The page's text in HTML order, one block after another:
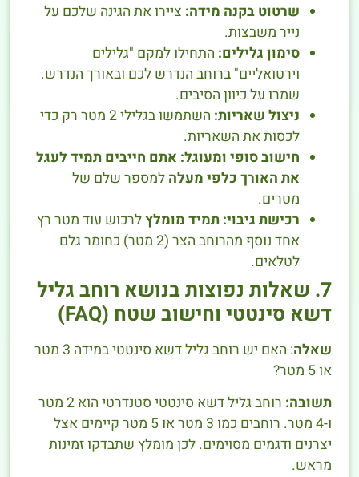
שרטוט בקנה מידה: ציירו את הגינה שלכם על
נייר משבצות.
סימון גלילים: התחילו למקם "גלילים
וירטואליים" ברוחב הנדרש לכם ובאורך הנדרש.
שמרו על כיוון הסיבים.
ניצול שאריות:
השתמשו בגלילי 2 מטר רק כדי
לכסות את השאריות.
חישוב סופי ומעוגל: אתם חייבים תמיד לעגל
את האורך כלפי מעלה למספר שלם של
מטרים.
רכישת גיבוי: תמיד מומלץלרכוש עוד מטר רץ
אחד נוסף מהרוחב הצר (2 מטר) כחומר גלם
לטלאים.
7. שאלות נפוצות בנושא רוחב גליל
דשא סינטטי וחישוב שטח (FAQ)
שאלה
: האם יש רוחב גליל דשא סינטטי במידה 3 מטר
או 5 מטר?
תשובה:
רוחב גליל דשא סינטטי סטנדרטי הוא 2 מטר
ו-4 מטר. רוחבים כמו 3 מטר או 5 מטר קיימים אצל
יצרנים ודגמים מסוימים. לכן מומלץ שתבדקו זמינות
מראש.